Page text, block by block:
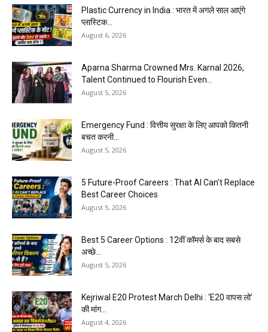
Plastic Currency in India : भारत में अगले साल आएंगे
प्लास्टिक...
August 6, 2026
Aparna Sharma Crowned Mrs. Karnal 2026,
Talent Continued to Flourish Even...
August 5, 2026
Emergency Fund : वित्तीय सुरक्षा के लिए आपको कितनी
बचत करनी...
August 5, 2026
5 Future-Proof Careers : That AI Can’t Replace
Best Career Choices
August 5, 2026
Best 5 Career Options : 12वीं कॉमर्स के बाद सबसे
अच्छे...
August 5, 2026
Kejriwal E20 Protest March Delhi : ‘E20 वापस लो’
की मांग...
August 4, 2026